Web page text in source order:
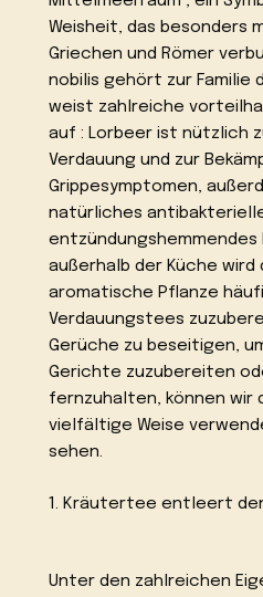
Weisheit, das besonders
Griechen und Römer
nobilis gehört zur Familie
weist zahlreiche
auf : Lorbeer ist nützlich
Verdauung und zur
Grippesymptomen,
natürliches
entzündungshemmendes
außerhalb der Küche
aromatische Pflanze
Verdauungstees
Gerüche zu beseitigen,
Gerichte zuzubereiten
fernzuhalten, können wir
vielfältige Weise
sehen.
1. Kräutertee entleert
Unter den zahlreichen